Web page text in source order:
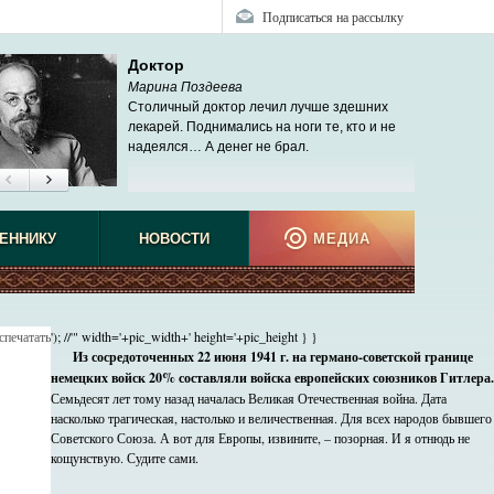
Подписаться на рассылку
Доктор
Марина Поздеева
Столичный доктор лечил лучше здешних
лекарей. Поднимались на ноги те, кто и не
надеялся… А денег не брал.
НОВОСТИ МЕДИА
'); //'" width='+pic_width+' height='+pic_height } }
Из сосредоточенных 22 июня 1941 г. на германо-советской границе
немецких войск 20% составляли войска европейских союзников Гитлера.
Семьдесят лет тому назад началась Великая Отечественная война. Дата
насколько трагическая, настолько и величественная. Для всех народов бывшего
Советского Союза. А вот для Европы, извините, – позорная. И я отнюдь не
кощунствую. Судите сами.